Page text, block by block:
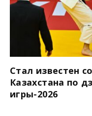
Стал известен
Казахстана по
игры-2026